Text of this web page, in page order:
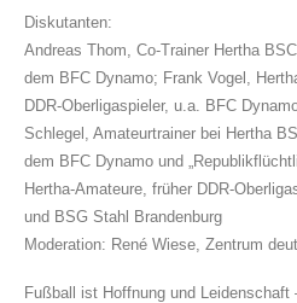
Diskutanten:
Andreas Thom, Co-Trainer Hertha
dem BFC Dynamo; Frank Vogel,
DDR-Oberligaspieler, u.a. BFC
Schlegel, Amateurtrainer bei Hertha
dem BFC Dynamo und
Hertha-Amateure, früher DDR-
und BSG Stahl Brandenburg
Moderation: René Wiese, Zentrum
Fußball ist Hoffnung und